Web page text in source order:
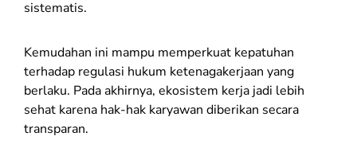
sistematis.
Kemudahan ini mampu memperkuat kepatuhan
terhadap regulasi hukum ketenagakerjaan yang
berlaku. Pada akhirnya, ekosistem kerja jadi lebih
sehat karena hak-hak karyawan diberikan secara
transparan.